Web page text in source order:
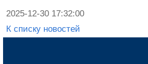
2025-12-30 17:32:00
К списку новостей